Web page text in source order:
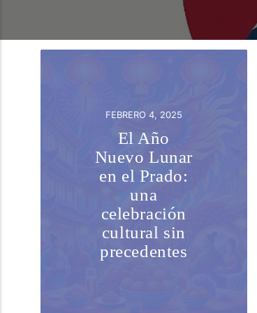
FEBRERO 4, 2025
El Año
Nuevo Lunar
en el Prado:
una
celebración
cultural sin
precedentes